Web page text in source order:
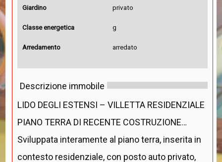
Giardino privato
Classe energetica g
Arredamento arredato
Descrizione immobile
LIDO DEGLI ESTENSI – VILLETTA RESIDENZIALE
PIANO TERRA DI RECENTE COSTRUZIONE…
Sviluppata interamente al piano terra, inserita in
contesto residenziale, con posto auto privato,